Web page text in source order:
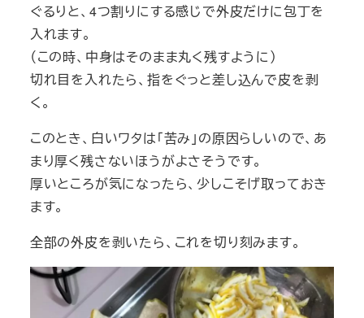
ぐるりと、4つ割りにする感じで外皮だけに包丁を
入れます。
（この時、中身はそのまま丸く残すように）
切れ目を入れたら、指をぐっと差し込んで皮を剥
く。
このとき、白いワタは「苦み」の原因らしいので、あ
まり厚く残さないほうがよさそうです。
厚いところが気になったら、少しこそげ取っておき
ます。
全部の外皮を剥いたら、これを切り刻みます。